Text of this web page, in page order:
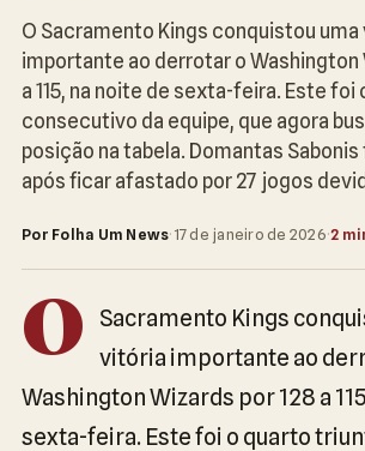
O Sacramento Kings conquistou
importante ao derrotar o Washington
a 115, na noite de sexta-feira. Este
consecutivo da equipe, que agora
posição na tabela. Domantas
após ficar afastado por 27 jogos
Por Folha Um News· 17 de janeiro de 2026·2
O
Sacramento Kings
vitória importante ao
Washington Wizards por 128 a
sexta-feira. Este foi o quarto